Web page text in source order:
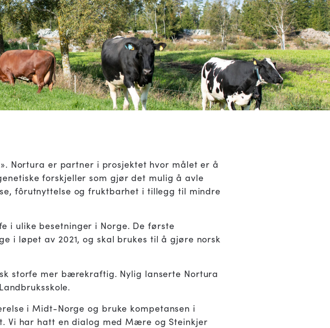
Nortura er partner i prosjektet hvor målet er å
forskjeller som gjør det mulig å avle
fôrutnyttelse og fruktbarhet i tillegg til mindre
i ulike besetninger i Norge. De første
i løpet av 2021, og skal brukes til å gjøre norsk
storfe mer bærekraftig. Nylig lanserte Nortura
i Midt-Norge og bruke kompetansen i
har hatt en dialog med Mære og Steinkjer